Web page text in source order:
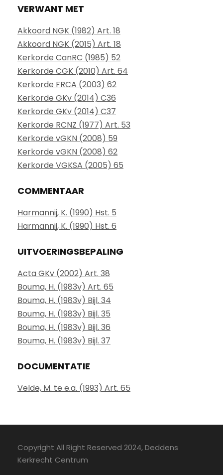
VERWANT MET
Akkoord NGK (1982) Art. 18
Akkoord NGK (2015) Art. 18
Kerkorde CanRC (1985) 52
Kerkorde CGK (2010) Art. 64
Kerkorde FRCA (2003) 62
Kerkorde GKv (2014) C36
Kerkorde GKv (2014) C37
Kerkorde RCNZ (1977) Art. 53
Kerkorde vGKN (2008) 59
Kerkorde vGKN (2008) 62
Kerkorde VGKSA (2005) 65
COMMENTAAR
Harmannij, K. (1990) Hst. 5
Harmannij, K. (1990) Hst. 6
UITVOERINGSBEPALING
Acta GKv (2002) Art. 38
Bouma, H. (1983v) Art. 65
Bouma, H. (1983v) Bijl. 34
Bouma, H. (1983v) Bijl. 35
Bouma, H. (1983v) Bijl. 36
Bouma, H. (1983v) Bijl. 37
DOCUMENTATIE
Velde, M. te e.a. (1993) Art. 65
Copyright All Right Reserved 2024, Deddens
Kerkrecht Centrum